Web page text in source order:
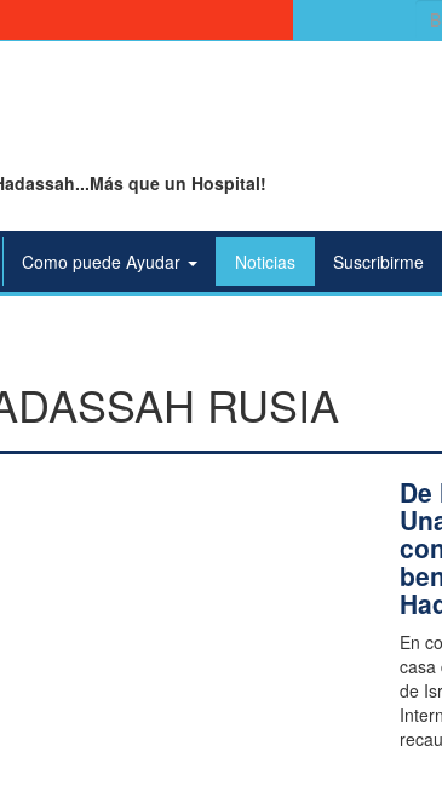
que un Hospital!
Como puede Ayudar Noticias Suscribirme
RUSIA
En
casa
de